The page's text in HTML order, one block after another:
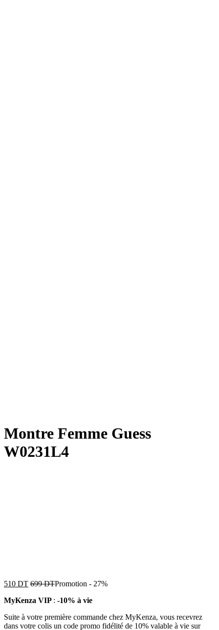
Montre Femme Guess
W0231L4
510 DT 699DTPromotion - 27%
MyKenza VIP : -10% à vie
Suite à votre première commande chez MyKenza, vous recevrez
dans votre colis un code promo fidélité de 10% valable à vie sur